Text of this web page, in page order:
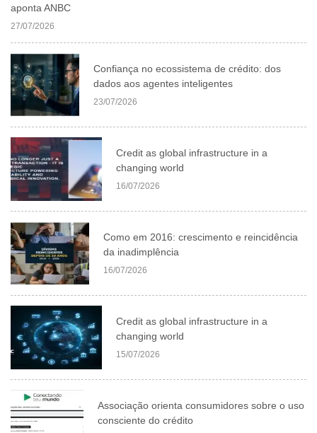
aponta ANBC
27/07/2026
Confiança no ecossistema de crédito: dos
dados aos agentes inteligentes
23/07/2026
Credit as global infrastructure in a
changing world
16/07/2026
Como em 2016: crescimento e reincidência
da inadimplência
16/07/2026
Credit as global infrastructure in a
changing world
15/07/2026
Associação orienta consumidores sobre o uso
consciente do crédito